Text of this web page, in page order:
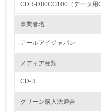
CDR-D80CG100（データ用
事業者名
アールアイジャパン
メディア種類
CD-R
グリーン購入法適合